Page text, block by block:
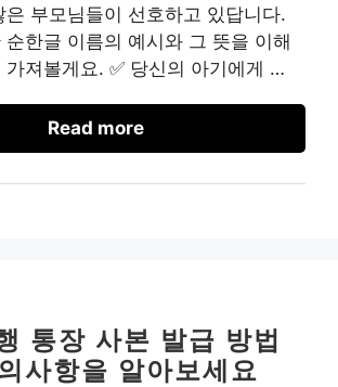
은 부모님들이 선호하고 있답니다.
순한글 이름의 예시와 그 뜻을 이해
가져볼게요. ✅ 당신의 아기에게 …
Read more
통장 사본 발급 방법
사항을 알아보세요